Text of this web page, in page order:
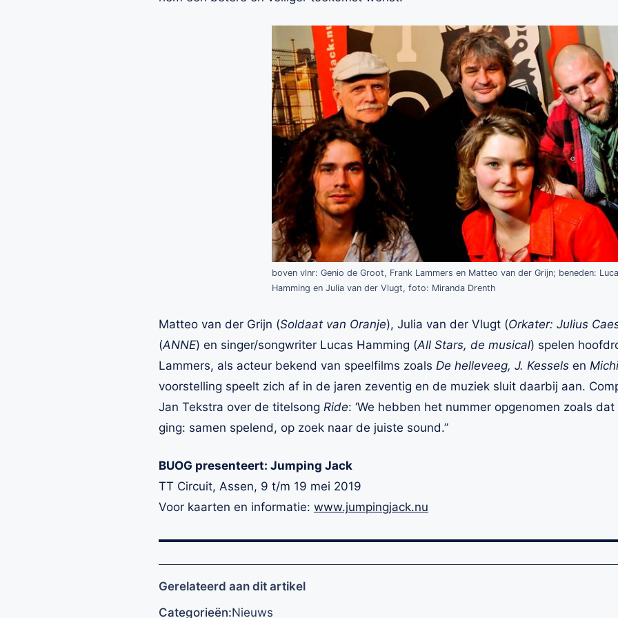
boven vlnr: Genio de Groot, Frank Lammers en Matteo van der Grijn; beneden:
Hamming en Julia van der Vlugt, foto: Miranda Drenth
Matteo van der Grijn (Soldaat van Oranje), Julia van der Vlugt (Orkater: Julius
(ANNE) en singer/songwriter Lucas Hamming (All Stars, de musical) spelen
Lammers, als acteur bekend van speelfilms zoals De helleveeg, J. Kessels en
voorstelling speelt zich af in de jaren zeventig en de muziek sluit daarbij aan.
Jan Tekstra over de titelsong Ride: ‘We hebben het nummer opgenomen zoals
ging: samen spelend, op zoek naar de juiste sound.”
BUOG presenteert: Jumping Jack
TT Circuit, Assen, 9 t/m 19 mei 2019
Voor kaarten en informatie: www.jumpingjack.nu
Gerelateerd aan dit artikel
Categorieën:Nieuws